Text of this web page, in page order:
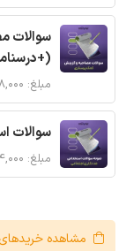
سوالات
مبلغ: ۶۳۸,۰۰۰ تومان
سوالات
مبلغ: ۲۰۴,۰۰۰ تومان
مشاهده